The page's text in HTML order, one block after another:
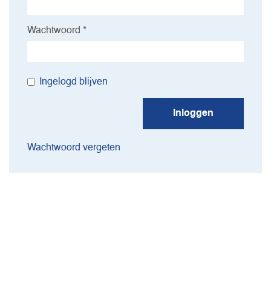
Wachtwoord *
Ingelogd blijven
Inloggen
Wachtwoord vergeten